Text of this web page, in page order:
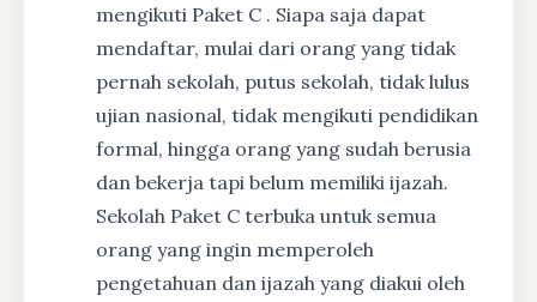
mengikuti Paket C . Siapa saja dapat
mendaftar, mulai dari orang yang tidak
pernah sekolah, putus sekolah, tidak lulus
ujian nasional, tidak mengikuti pendidikan
formal, hingga orang yang sudah berusia
dan bekerja tapi belum memiliki ijazah.
Sekolah Paket C terbuka untuk semua
orang yang ingin memperoleh
pengetahuan dan ijazah yang diakui oleh